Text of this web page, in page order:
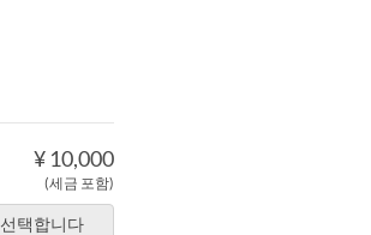
¥ 10,000
(세금 포함)
선택합니다